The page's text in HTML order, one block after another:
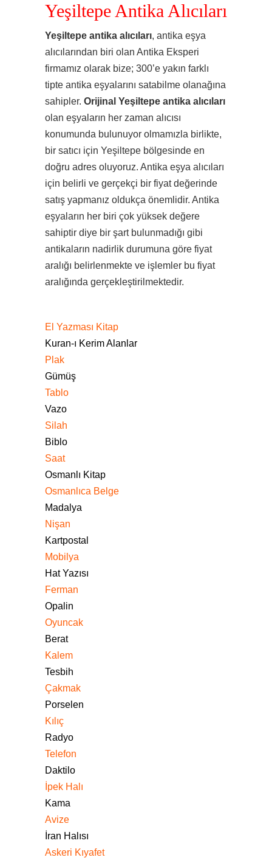
Yeşiltepe Antika Alıcıları
Yeşiltepe antika alıcıları, antika eşya
alıcılarından biri olan Antika Eksperi
firmamız olarak bize; 300’e yakın farklı
tipte antika eşyalarını satabilme olanağına
sahipler. Orijinal Yeşiltepe antika alıcıları
olan eşyaların her zaman alıcısı
konumunda bulunuyor olmamızla birlikte,
bir satıcı için Yeşiltepe bölgesinde en
doğru adres oluyoruz. Antika eşya alıcıları
için belirli ve gerçekçi bir fiyat değerinde
satış yapmanız oldukça önemlidir. Antika
eşyaların her biri çok yüksek değere
sahiptir diye bir şart bulunmadığı gibi
antikaların nadirlik durumuna göre fiyat
aralığı belirlenmekte ve işlemler bu fiyat
aralığında gerçekleştirilmektedir.
El Yazması Kitap
Kuran-ı Kerim Alanlar
Plak
Gümüş
Tablo
Vazo
Silah
Biblo
Saat
Osmanlı Kitap
Osmanlıca Belge
Madalya
Nişan
Kartpostal
Mobilya
Hat Yazısı
Ferman
Opalin
Oyuncak
Berat
Kalem
Tesbih
Çakmak
Porselen
Kılıç
Radyo
Telefon
Daktilo
İpek Halı
Kama
Avize
İran Halısı
Askeri Kıyafet